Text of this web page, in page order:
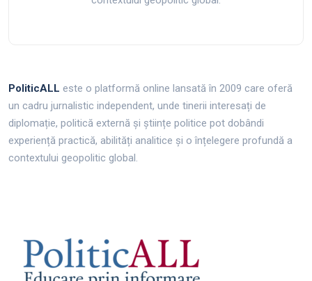
PoliticALL este o platformă online lansată în 2009 care oferă
un cadru jurnalistic independent, unde tinerii interesați de
diplomație, politică externă și științe politice pot dobândi
experiență practică, abilități analitice și o înțelegere profundă a
contextului geopolitic global.